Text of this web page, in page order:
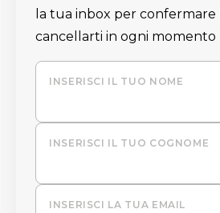
la tua inbox per confermare
cancellarti in ogni momento
INSERISCI IL TUO NOME
INSERISCI IL TUO COGNOME
INSERISCI LA TUA EMAIL